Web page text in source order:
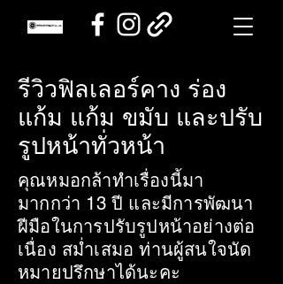
รีวิวฟิลเลอร์คาง ร่อง
แก้ม แก้ม ขมับ และปรับ
รูปหน้าทั่วหน้า
คุณหมอกล้าทำเรื่องนี้มา
มากกว่า 13 ปี และมีการพัฒนา
ฝีมือในการปรับรูปหน้าอย่างต่อ
เนื่อง สม่ำเสมอ ท่านผู้สนใจนัด
หมายปรึกษาได้นะคะ